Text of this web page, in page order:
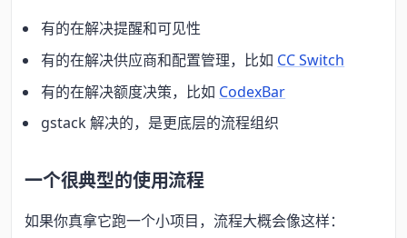
有的在解决提醒和可见性
有的在解决供应商和配置管理，比如 CC Switch
有的在解决额度决策，比如 CodexBar
gstack 解决的，是更底层的流程组织
一个很典型的使用流程
如果你真拿它跑一个小项目，流程大概会像这样：